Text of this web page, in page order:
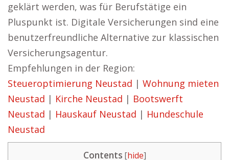
geklärt werden, was für Berufstätige ein
Pluspunkt ist. Digitale Versicherungen sind eine
benutzerfreundliche Alternative zur klassischen
Versicherungsagentur.
Empfehlungen in der Region:
Steueroptimierung Neustad | Wohnung mieten
Neustad | Kirche Neustad | Bootswerft
Neustad | Hauskauf Neustad | Hundeschule
Neustad
Contents [hide]